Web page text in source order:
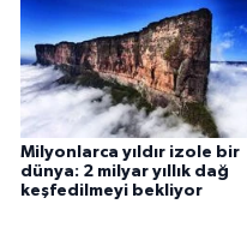
Milyonlarca yıldır izole bir
dünya: 2 milyar yıllık dağ
keşfedilmeyi bekliyor